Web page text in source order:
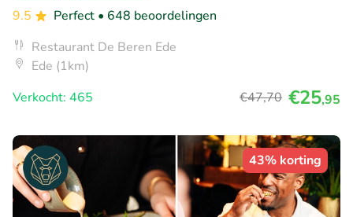
9.5
Perfect • 648 beoordelingen
Restaurant De Beren Ede
Ede (1km)
Verkocht: 465
€47,70 €25,95
43% korting